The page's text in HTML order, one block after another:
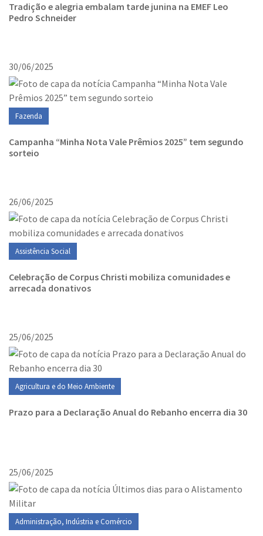
Tradição e alegria embalam tarde junina na EMEF Leo
Pedro Schneider
30/06/2025
Fazenda
Campanha “Minha Nota Vale Prêmios 2025” tem segundo
sorteio
26/06/2025
Assistência Social
Celebração de Corpus Christi mobiliza comunidades e
arrecada donativos
25/06/2025
Agricultura e do Meio Ambiente
Prazo para a Declaração Anual do Rebanho encerra dia 30
25/06/2025
Administração, Indústria e Comércio